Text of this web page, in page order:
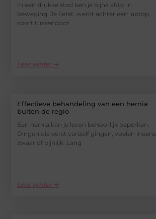
In een drukke stad ben je bijna altijd in
beweging. Je fietst, werkt achter een laptop,
sport tussendoor
Lees verder ➜
Effectieve behandeling van een hernia
buiten de regio
Een hernia kan je leven behoorlijk beperken.
Dingen die eerst vanzelf gingen, voelen ineens
zwaar of pijnlijk. Lang
Lees verder ➜